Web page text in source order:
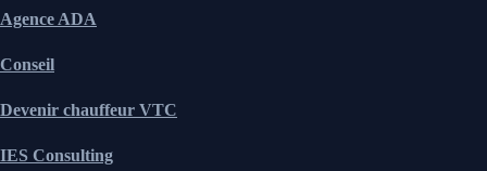
Agence ADA
Conseil
Devenir chauffeur VTC
IES Consulting